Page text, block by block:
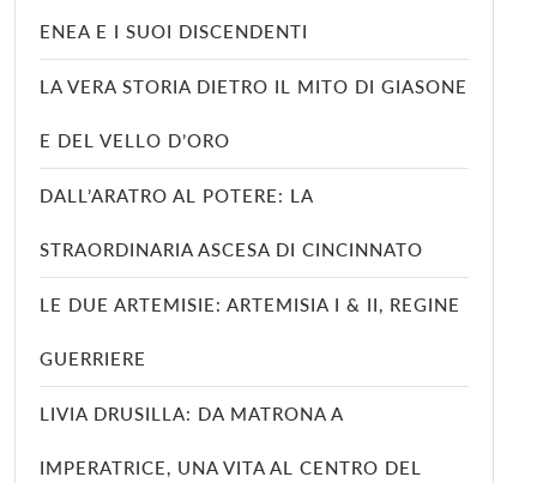
ENEA E I SUOI DISCENDENTI
LA VERA STORIA DIETRO IL MITO DI GIASONE
E DEL VELLO D’ORO
DALL’ARATRO AL POTERE: LA
STRAORDINARIA ASCESA DI CINCINNATO
LE DUE ARTEMISIE: ARTEMISIA I & II, REGINE
GUERRIERE
LIVIA DRUSILLA: DA MATRONA A
IMPERATRICE, UNA VITA AL CENTRO DEL